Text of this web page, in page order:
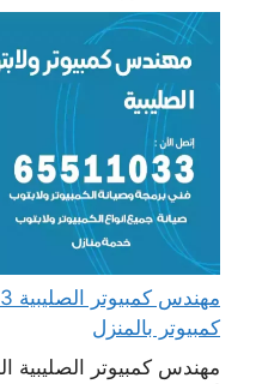
كمبيوتر بالمنزل
مهندس كمبيوتر الصليبية